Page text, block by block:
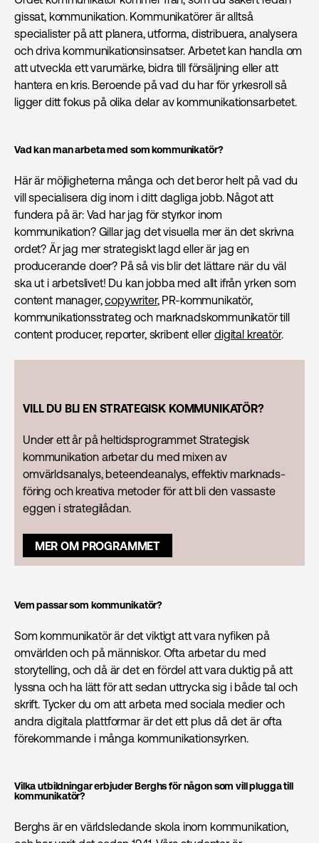
gissat, kommunikation. Kommunikatörer är alltså
specialister på att planera, utforma, distribuera, analysera
och driva kommunikationsinsatser. Arbetet kan handla om
att utveckla ett varumärke, bidra till försäljning eller att
hantera en kris. Beroende på vad du har för yrkesroll så
ligger ditt fokus på olika delar av kommunikations­arbetet.
Vad kan man arbeta med som kommunikatör?
Här är möjligheterna många och det beror helt på vad du
vill specialisera dig inom i ditt dagliga jobb. Något att
fundera på är: Vad har jag för styrkor inom
kommunikation? Gillar jag det visuella mer än det skrivna
ordet? Är jag mer strategiskt lagd eller är jag en
producerande doer? På så vis blir det lättare när du väl
ska ut i arbetslivet! Du kan jobba med allt ifrån yrken som
content manager,copywriter, PR-kommunikatör,
kommunikationsstrateg och marknadskommunikatör till
content producer, reporter, skribent ellerdigital kreatör.
VILL DU BLI EN STRATEGISK KOMMUNIKATÖR?
Under ett år på heltidsprogrammet Strategisk
kommunikation arbetar du med mixen av
omvärldsanalys, beteendeanalys, effektiv marknads­
föring och kreativa metoder för att bli den vassaste
eggen i strategilådan.
MER OM PROGRAMMET
Vem passar som kommunikatör?
Som kommunikatör är det viktigt att vara nyfiken på
omvärlden och på människor. Ofta arbetar du med
storytelling, och då är det en fördel att vara duktig på att
lyssna och ha lätt för att sedan uttrycka sig i både tal och
skrift. Tycker du om att arbeta med sociala medier och
andra digitala plattformar är det ett plus då det är ofta
förekommande i många kommunikationsyrken.
Vilka utbildningar erbjuder Berghs för någon som vill plugga till
kommunikatör?
Berghs är en världsledande skola inom kommunikation,